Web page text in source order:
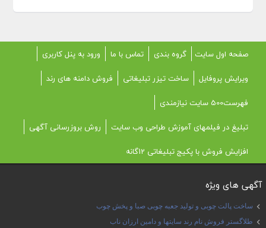
صفحه اول سایت گروه بندی تماس با ما
ورود به پنل کاربری
ویرایش پروفایل
ساخت تیزر تبلیغاتی
فروش دامنه های رند
فهرست500 سایت نیازمندی
تبلیغ در فیلمهای آموزش طراحی وب سایت
روش بروزرسانی آگهی
افزایش فروش با پکیج تبلیغاتی 12گانه
آگهی های ویژه
ساخت پالت چوبی و تولید جعبه چوبی صبا و پخش چوب
طلاگستر فروش نام رند سایتها و دامین ارزان ناب